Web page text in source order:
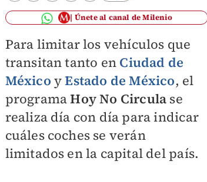
Únete al canal de Milenio
Para limitar los vehículos que
transitan tanto en Ciudad de
México yEstado de México, el
programaHoy No Circula se
realiza día con día para indicar
cuáles coches se verán
limitados en la capital del país.